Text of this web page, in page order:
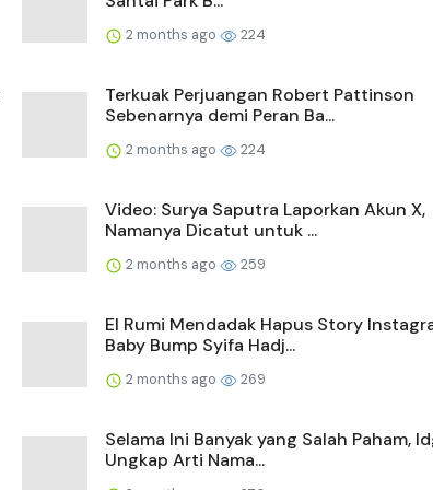
2 months ago 224
Terkuak Perjuangan Robert Pattinson
Sebenarnya demi Peran Ba...
2 months ago 224
Video: Surya Saputra Laporkan Akun X,
Namanya Dicatut untuk ...
2 months ago 259
El Rumi Mendadak Hapus Story
Baby Bump Syifa Hadj...
2 months ago 269
Selama Ini Banyak yang Salah Paham,
Ungkap Arti Nama...